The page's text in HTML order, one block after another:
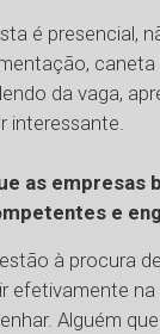
é presencial,
caneta
da vaga,
interessante.
as empresas
e
à procura
efetivamente
Alguém